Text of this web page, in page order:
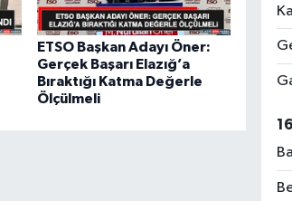
ETSO Başkan Adayı Öner:
Gerçek Başarı Elazığ’a
Bıraktığı Katma Değerle
Ölçülmeli